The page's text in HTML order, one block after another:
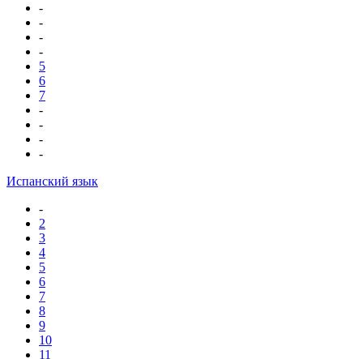
-
-
-
-
5
6
7
-
-
-
-
Испанский язык
-
2
3
4
5
6
7
8
9
10
11